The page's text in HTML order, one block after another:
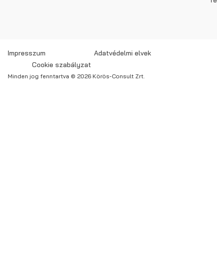
Minden jog fenntartva © 2026 Körös-Consult Zrt.
Impresszum
Adatvédelmi elvek
Cookie szabályzat